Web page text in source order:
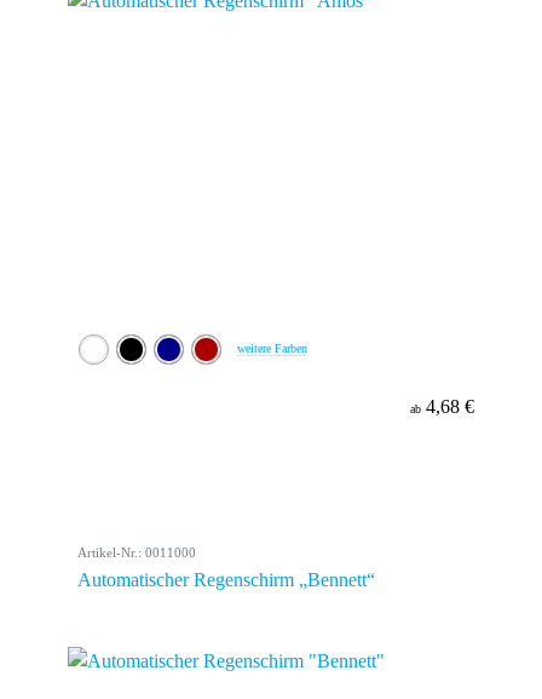
weitere Farben
ab 4,68 €
Artikel-Nr.: 0011000
Automatischer Regenschirm „Bennett“